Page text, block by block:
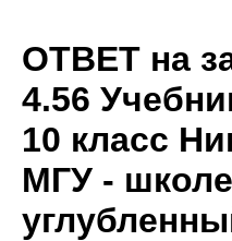
ОТВЕТ на
4.56
10 класс
МГУ -